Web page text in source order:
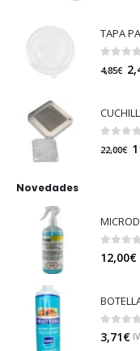
out of
4,85€
out of
22,00€
Novedades
0 out of
12,00€
0out of
3,71€